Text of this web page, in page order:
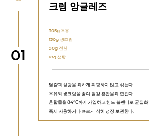
단계
01
크렘 앙글레즈
305g우유
130g생크림
90g 전란
10g설탕
달걀과 설탕을 과하게 휘핑하지 않고 섞는다.
우유와 생크림을 끓여 달걀 혼합물과 합친다.
혼합물을 84°C까지 가열하고 핸드 블렌더로 균질화
즉시 사용하거나 빠르게 식혀 냉장 보관한다.